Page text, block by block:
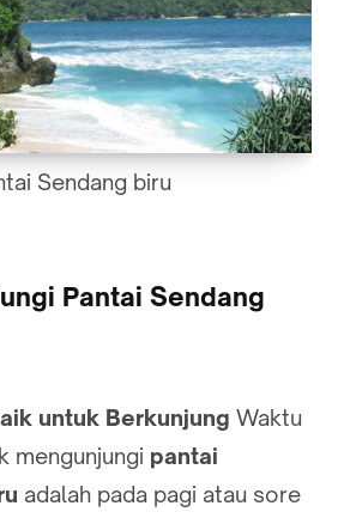
Sendang biru
Pantai Sendang
untuk Berkunjung Waktu
mengunjungi pantai
adalah pada pagi atau sore